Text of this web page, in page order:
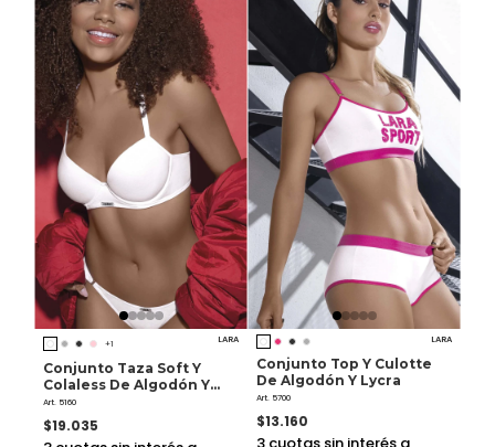
+1 LARA
Conjunto Taza Soft Y
Colaless De Algodón Y
Lycra
Art. 5160
$19.035
LARA
Conjunto Top Y Culotte
De Algodón Y Lycra
Art. 5700
$13.160
3 cuotas sin interés a